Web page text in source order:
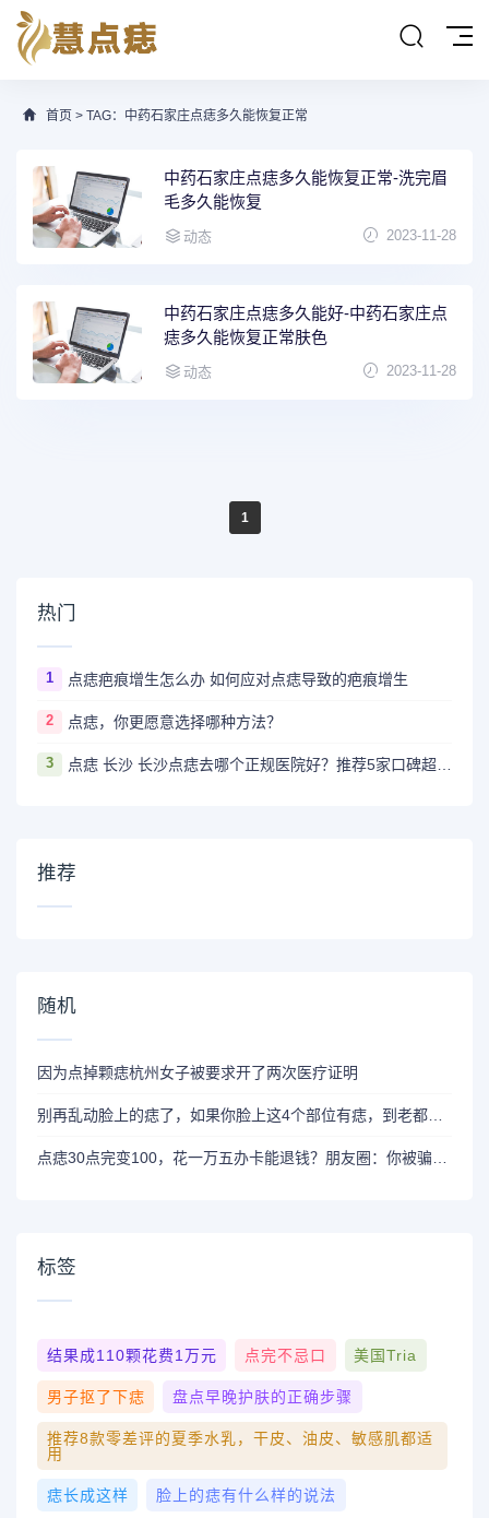
首页 > TAG：中药石家庄点痣多久能恢复正常
中药石家庄点痣多久能恢复正常-洗完眉
毛多久能恢复
动态 2023-11-28
中药石家庄点痣多久能好-中药石家庄点
痣多久能恢复正常肤色
动态 2023-11-28
1
热门
1 点痣疤痕增生怎么办 如何应对点痣导致的疤痕增生
2 点痣，你更愿意选择哪种方法？
3
推荐
随机
因为点掉颗痣杭州女子被要求开了两次医疗证明
别再乱动脸上的痣了，如果你脸上这4个部位有痣，到老都优雅
点痣30点完变100，花一万五办卡能退钱？朋友圈：你被骗了！
标签
结果成110颗花费1万元 点完不忌口 美国Tria
男子抠了下痣 盘点早晚护肤的正确步骤
推荐8款零差评的夏季水乳，干皮、油皮、敏感肌都适
用
痣长成这样 脸上的痣有什么样的说法